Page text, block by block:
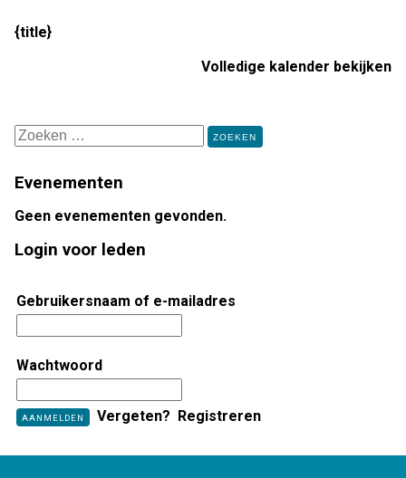
{title}
Volledige kalender bekijken
naar:
Evenementen
Geen evenementen gevonden.
Login voor leden
Gebruikersnaam of e-mailadres
Wachtwoord
Vergeten? Registreren